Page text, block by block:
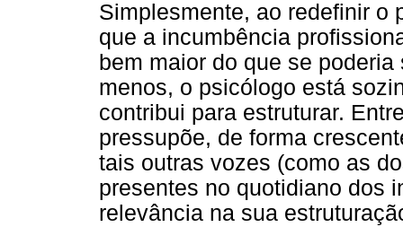
Simplesmente, ao redefinir o
que a incumbência
bem maior do que se
menos, o psicólogo está
contribui para estruturar.
pressupõe, de forma
tais outras vozes (como as
presentes no quotidiano dos
relevância na sua